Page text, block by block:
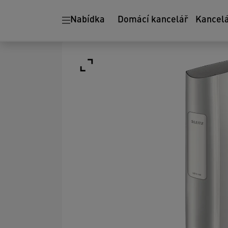
Nabídka Domácí kancelář